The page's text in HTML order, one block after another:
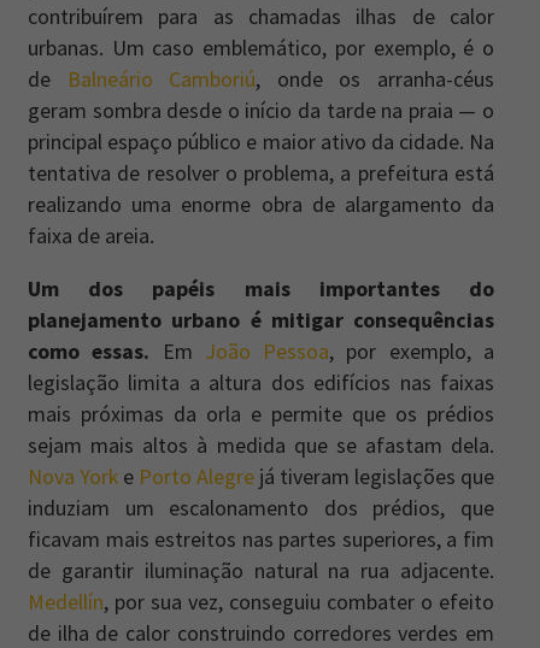
contribuírem para as chamadas ilhas de calor
urbanas. Um caso emblemático, por exemplo, é o
de
Balneário Camboriú, onde os arranha-céus
geram sombra desde o início da tarde na praia — o
principal espaço público e maior ativo da cidade. Na
tentativa de resolver o problema, a prefeitura está
realizando uma enorme obra de alargamento da
faixa de areia.
Um dos papéis mais importantes do
planejamento urbano é mitigar consequências
como essas. Em João Pessoa, por exemplo, a
legislação limita a altura dos edifícios nas faixas
mais próximas da orla e permite que os prédios
sejam mais altos à medida que se afastam dela.
Nova York e Porto Alegre já tiveram legislações que
induziam um escalonamento dos prédios, que
ficavam mais estreitos nas partes superiores, a fim
de garantir iluminação natural na rua adjacente.
Medellín, por sua vez, conseguiu combater o efeito
de ilha de calor construindo corredores verdes em